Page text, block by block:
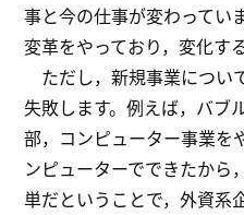
事と今の仕事が変わってい
変革をやっており，変化す
ただし，新規事業につい
失敗します。例えば，バブ
部，コンピューター事業を
ンピューターでできたから
単だということで，外資系